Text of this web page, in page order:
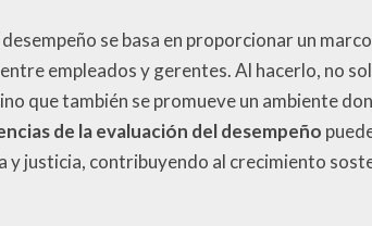
se basa en proporcionar un
empleados y gerentes. Al hacerlo, no
que también se promueve un ambiente
de la evaluación del desempeño
y justicia, contribuyendo al crecimiento